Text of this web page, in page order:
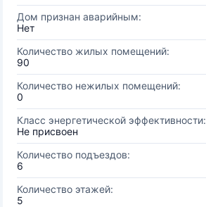
Дом признан аварийным:
Нет
Количество жилых помещений:
90
Количество нежилых помещений:
0
Класс энергетической эффективности:
Не присвоен
Количество подъездов:
6
Количество этажей:
5